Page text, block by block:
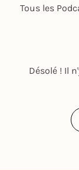
Tous les
Désolé ! Il